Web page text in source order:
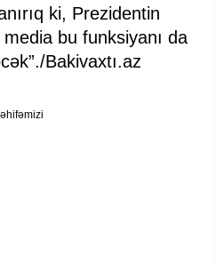
ki, Prezidentin
media bu funksiyanı da
Bakivaxtı.az